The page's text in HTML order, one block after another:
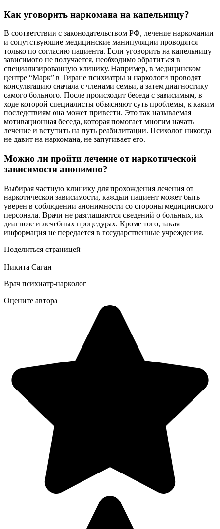
Как уговорить наркомана на капельницу?
В соответствии с законодательством РФ, лечение наркомании
и сопутствующие медицинские манипуляции проводятся
только по согласию пациента. Если уговорить на капельницу
зависимого не получается, необходимо обратиться в
специализированную клинику. Например, в медицинском
центре “Марк” в Тиране психиатры и наркологи проводят
консультацию сначала с членами семьи, а затем диагностику
самого больного. После происходит беседа с зависимым, в
ходе которой специалисты объясняют суть проблемы, к каким
последствиям она может привести. Это так называемая
мотивационная беседа, которая помогает многим начать
лечение и вступить на путь реабилитации. Психолог никогда
не давит на наркомана, не запугивает его.
Можно ли пройти лечение от наркотической
зависимости анонимно?
Выбирая частную клинику для прохождения лечения от
наркотической зависимости, каждый пациент может быть
уверен в соблюдении анонимности со стороны медицинского
персонала. Врачи не разглашаются сведений о больных, их
диагнозе и лечебных процедурах. Кроме того, такая
информация не передается в государственные учреждения.
Поделиться страницей
Никита Саган
Врач психиатр-нарколог
Оцените автора